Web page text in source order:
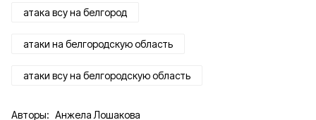
атака всу на белгород
атаки на белгородскую область
атаки всу на белгородскую область
Авторы: Анжела Лошакова